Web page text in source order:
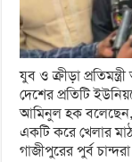
যুব ও ক্রীড়া
দেশের প্রতিটি
আমিনুল হক বলেছেন,
একটি করে খেলার
গাজীপুরের পুর্ব